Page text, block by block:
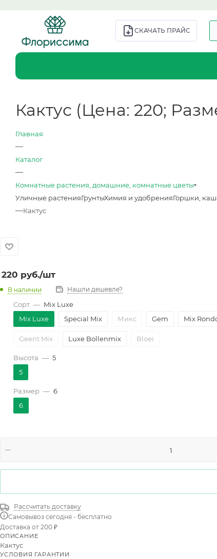
СКАЧАТЬ ПРАЙС
Кактус (Цена: 220;
Главная
—
Каталог
—
Комнатные растения, домашние, комнатные цветы
Уличные растенияГрунтыХимия и удобренияГоршки,
—Кактус
220 руб./шт
В наличии Нашли дешевле?
Сорт — Mix Luxe
Mix Luxe
Special Mix Микс Gem Mix
Geent Mix Luxe Bollenmix Bloei
Высота — 5
5
Размер — 6
6
Рассчитать доставку
Самовывоз сегодня - бесплатно
Доставка от 200 ₽
ОПИСАНИЕ
Кактус
УСЛОВИЯ ГАРАНТИИ